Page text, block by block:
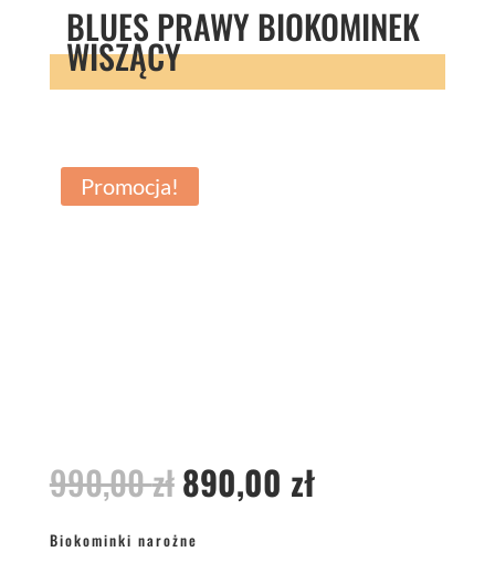
BLUES PRAWY BIOKOMINEK
WISZĄCY
Promocja!
990,00złPierwotna
cena
wynosiła:
990,00 zł.
890,00 złAktualna
Biokominki narożne